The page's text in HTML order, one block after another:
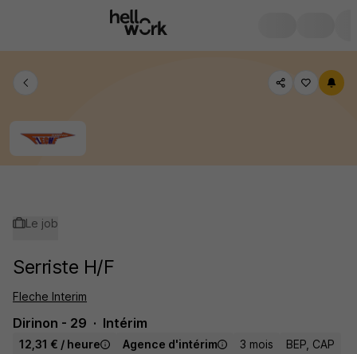
Le job
Serriste H/F
Fleche Interim
Dirinon - 29 Intérim
12,31 € / heure Agence d'intérim 3 mois
BEP, CAP